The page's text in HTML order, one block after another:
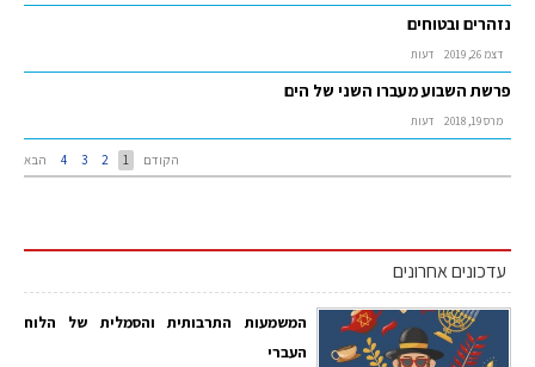
נזהרים ובטוחים
דצמ 26, 2019 דעות
פרשת השבוע מעברו השני של הים
מרס 19, 2018 דעות
הקודם 1
2
3
4 הבא
עדכונים אחרונים
המשמעות התרבותית והסמלית של הלוח
העברי